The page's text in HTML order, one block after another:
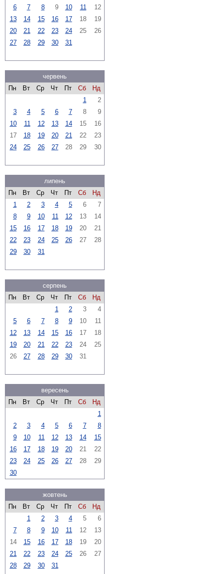
6
7 8 9 10 11
12
13
14 15 16 17 18
19
20
21 22 23 24 25
26
27
28 29 30 31
червень
Пн
Вт Ср Чт Пт Сб
Нд
1
2
3
4 5 6 7 8
9
10
11 12 13 14 15
16
17
18 19 20 21 22
23
24
25 26 27 28 29 30
липень
Пн
Вт Ср Чт Пт Сб
Нд
1
2 3 4 5 6
7
8
9 10 11 12 13
14
15
16 17 18 19 20
21
22
23 24 25 26 27
28
29
30 31
серпень
Пн
Вт Ср Чт Пт Сб
Нд
1
2 3
4
5
6 7 8 9 10
11
12
13 14 15 16 17
18
19
20 21 22 23 24
25
26
27 28 29 30 31
вересень
Пн
Вт Ср Чт Пт Сб
Нд
1
2
3 4 5 6 7
8
9
10 11 12 13 14
15
16
17 18 19 20 21
22
23
24 25 26 27 28
29
30
жовтень
Пн
Вт Ср Чт Пт Сб
Нд
1
2 3 4 5
6
7
8 9 10 11 12
13
14
15 16 17 18 19
20
21
22 23 24 25 26
27
28
29 30 31